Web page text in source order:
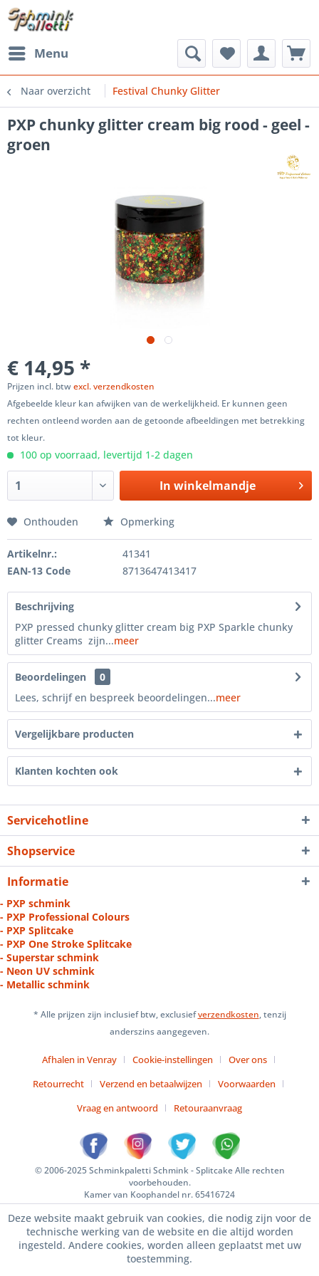
Menu
Naar overzicht Festival Chunky Glitter
PXP chunky glitter cream big rood - geel -
groen
€ 14,95 *
Prijzen incl. btwexcl. verzendkosten
Afgebeelde kleur kan afwijken van de werkelijkheid. Er kunnen geen
rechten ontleend worden aan de getoonde afbeeldingen met betrekking
tot kleur.
100 op voorraad, levertijd 1-2 dagen
In winkelmandje
Onthouden Opmerking
Artikelnr.:
41341
EAN-13 Code
8713647413417
Beschrijving
PXP pressed chunky glitter cream big PXP Sparkle chunky
glitter Creams zijn...meer
Beoordelingen
0
Lees, schrijf en bespreek beoordelingen...meer
Vergelijkbare producten
Klanten kochten ook
Servicehotline
Shopservice
Informatie
- PXP schmink
- PXP Professional Colours
- PXP Splitcake
- PXP One Stroke Splitcake
- Superstar schmink
- Neon UV schmink
- Metallic schmink
* Alle prijzen zijn inclusief btw, exclusiefverzendkosten, tenzij
anderszins aangegeven.
Afhalen in Venray Cookie-instellingen
Over ons
Retourrecht
Verzend en betaalwijzen
Voorwaarden
Vraag en antwoord
Retouraanvraag
© 2006-2025 Schminkpaletti Schmink - Splitcake Alle rechten
voorbehouden.
Kamer van Koophandel nr. 65416724
Deze website maakt gebruik van cookies, die nodig zijn voor de
technische werking van de website en die altijd worden
ingesteld. Andere cookies, worden alleen geplaatst met uw
toestemming.